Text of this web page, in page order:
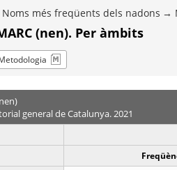
Noms més freqüents dels nadons
(nen). Per àmbits
general de Catalunya. 2021